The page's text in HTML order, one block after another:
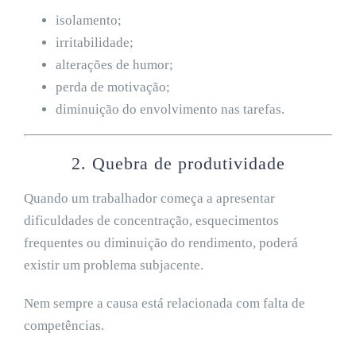
isolamento;
irritabilidade;
alterações de humor;
perda de motivação;
diminuição do envolvimento nas tarefas.
2. Quebra de produtividade
Quando um trabalhador começa a apresentar
dificuldades de concentração, esquecimentos
frequentes ou diminuição do rendimento, poderá
existir um problema subjacente.
Nem sempre a causa está relacionada com falta de
competências.